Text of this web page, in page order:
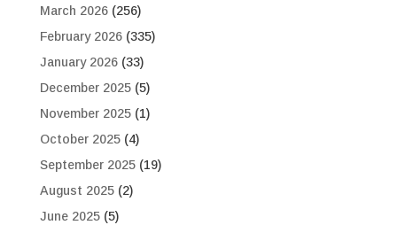
March 2026(256)
February 2026(335)
January 2026(33)
December 2025(5)
November 2025(1)
October 2025(4)
September 2025(19)
August 2025(2)
June 2025(5)